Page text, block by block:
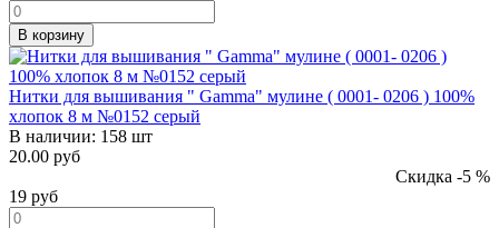
В корзину
Нитки для вышивания " Gamma" мулине ( 0001- 0206 ) 100%
хлопок 8 м №0152 серый
В наличии: 158 шт
20.00 руб
Скидка -5 %
19 руб